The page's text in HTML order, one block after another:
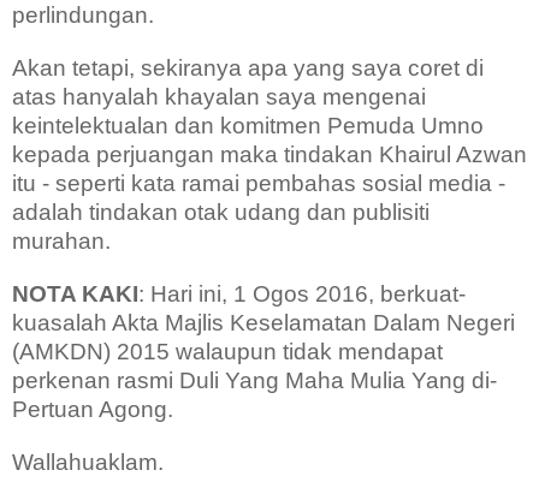
perlindungan.
Akan tetapi, sekiranya apa yang saya coret di
atas hanyalah khayalan saya mengenai
keintelektualan dan komitmen Pemuda Umno
kepada perjuangan maka tindakan Khairul Azwan
itu - seperti kata ramai pembahas sosial media -
adalah tindakan otak udang dan publisiti
murahan.
NOTA KAKI: Hari ini, 1 Ogos 2016, berkuat-
kuasalah Akta Majlis Keselamatan Dalam Negeri
(AMKDN) 2015 walaupun tidak mendapat
perkenan rasmi Duli Yang Maha Mulia Yang di-
Pertuan Agong.
Wallahuaklam.